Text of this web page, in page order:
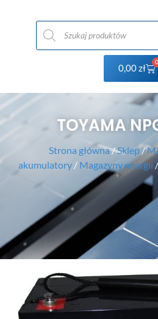
0,00zł
0
TOYAMA
Strona główna/Sklep/
akumulatory/ Magazyny energii